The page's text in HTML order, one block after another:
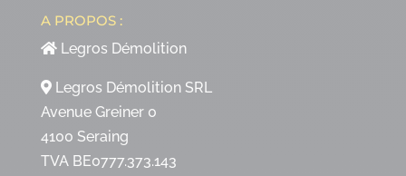
A PROPOS :
Legros Démolition
Legros Démolition SRL
Avenue Greiner 0
4100 Seraing
TVA BE0777.373.143